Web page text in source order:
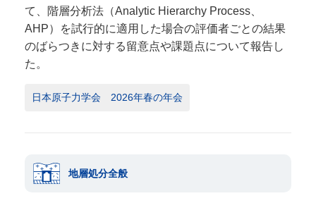
て、階層分析法（Analytic Hierarchy Process、
AHP）を試行的に適用した場合の評価者ごとの結果
のばらつきに対する留意点や課題点について報告し
た。
日本原子力学会 2026年春の年会
地層処分全般